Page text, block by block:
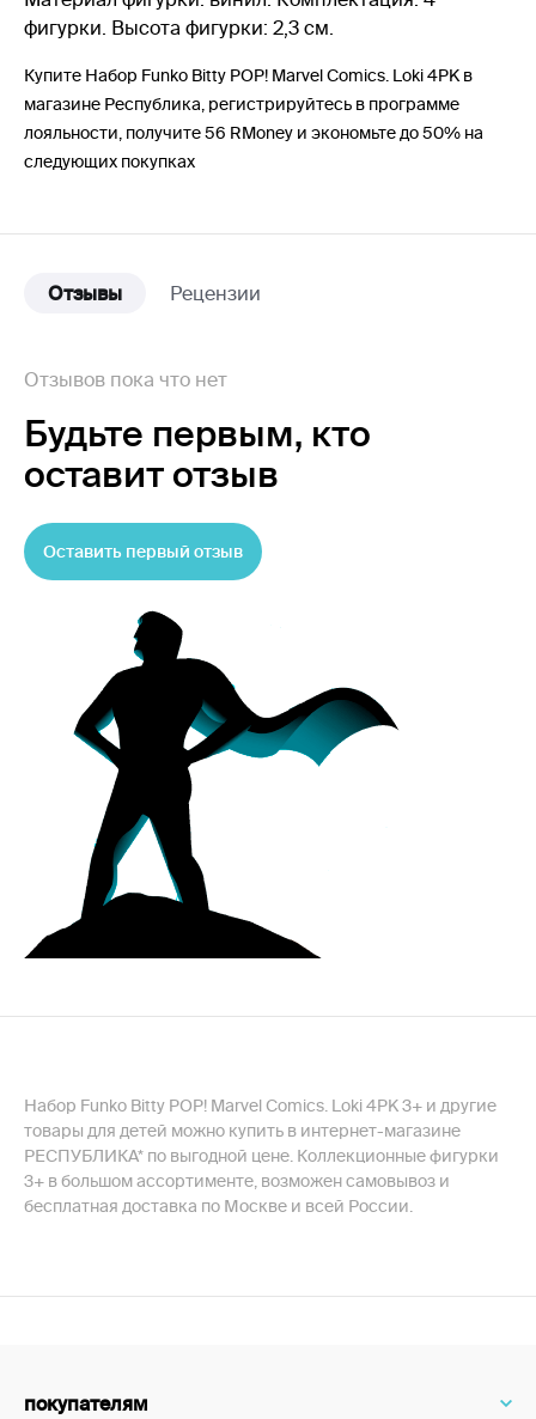
фигурки. Высота фигурки: 2,3 см.
Купите Набор Funko Bitty POP! Marvel Comics. Loki 4PK в
магазине Республика, регистрируйтесь в программе
лояльности, получите 56 RMoney и экономьте до 50% на
следующих покупках
Отзывы Рецензии
Отзывов пока что нет
Будьте первым, кто
оставит отзыв
Оставить первый отзыв
Набор Funko Bitty POP! Marvel Comics. Loki 4PK 3+ и другие
товары для детей можно купить в интернет-магазине
РЕСПУБЛИКА* по выгодной цене. Коллекционные фигурки
3+ в большом ассортименте, возможен самовывоз и
бесплатная доставка по Москве и всей России.
покупателям